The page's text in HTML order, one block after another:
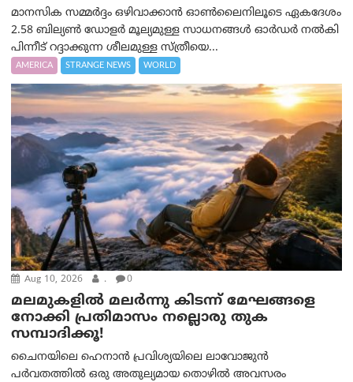
മാനസിക സമ്മര്‍ദ്ദം ഒഴിവാക്കാന്‍ ഓണ്‍ലൈനിലൂടെ ഏകദേശം
2.58 ബില്യൺ ഡോളർ മൂല്യമുള്ള സാധനങ്ങള്‍ ഓര്‍ഡര്‍ നല്‍കി
പിന്നീട് റദ്ദാക്കുന്ന ശീലമുള്ള സ്ത്രീയെ...
AMERICA STRANGE NEWS WORLD
Aug 10, 2026 . 0
മലമുകളില്‍ മലര്‍ന്നു കിടന്ന് മേഘങ്ങളെ
നോക്കി പ്രതിമാസം നല്ലൊരു തുക
സമ്പാദിക്കൂ!
ചൈനയിലെ ഹെനാൻ പ്രവിശ്യയിലെ ലാവോജുൻ
പർവതത്തിൽ ഒരു അതുല്യമായ തൊഴിൽ അവസരം